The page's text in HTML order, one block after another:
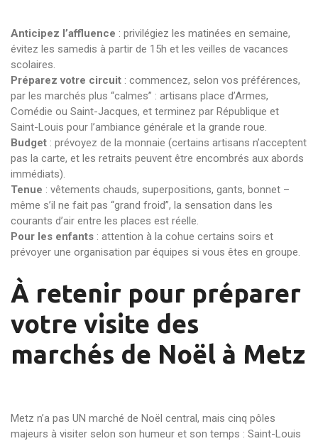
Anticipez l’affluence : privilégiez les matinées en semaine,
évitez les samedis à partir de 15h et les veilles de vacances
scolaires.
Préparez votre circuit : commencez, selon vos préférences,
par les marchés plus “calmes” : artisans place d’Armes,
Comédie ou Saint-Jacques, et terminez par République et
Saint-Louis pour l’ambiance générale et la grande roue.
Budget : prévoyez de la monnaie (certains artisans n’acceptent
pas la carte, et les retraits peuvent être encombrés aux abords
immédiats).
Tenue : vêtements chauds, superpositions, gants, bonnet –
même s’il ne fait pas “grand froid”, la sensation dans les
courants d’air entre les places est réelle.
Pour les enfants : attention à la cohue certains soirs et
prévoyer une organisation par équipes si vous êtes en groupe.
À retenir pour préparer
votre visite des
marchés de Noël à Metz
Metz n’a pas UN marché de Noël central, mais cinq pôles
majeurs à visiter selon son humeur et son temps : Saint-Louis